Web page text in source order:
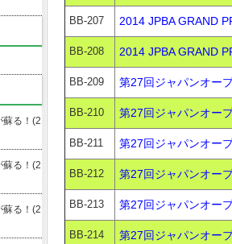
BB-207 2014 JPBA GRAND
BB-208 2014 JPBA GRAND
BB-209 第27回ジャパンオー
BB-210 第27回ジャパンオー
BB-211 第27回ジャパンオー
BB-212 第27回ジャパンオー
BB-213 第27回ジャパンオー
BB-214 第27回ジャパンオー
蘇る！(2
蘇る！(2
蘇る！(2